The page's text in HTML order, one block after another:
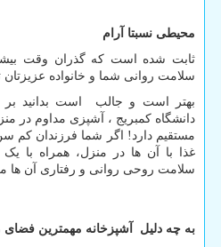
محیطی نسبتا آرام
ثابت شده است که گذران وقت
سلامت روانی شما و خانواده عزیزتان
بهتر است و جالب است بدانید
دانشگاه کمبریج ، آشپزی مداوم در
مستقیم دارد! اگر شما فرزندان کم
غذا با آن ها در منزل، همراه با
سلامت روحی روانی و رفتاری آن ها
به چه دلیل آشپزخانه مهمترین